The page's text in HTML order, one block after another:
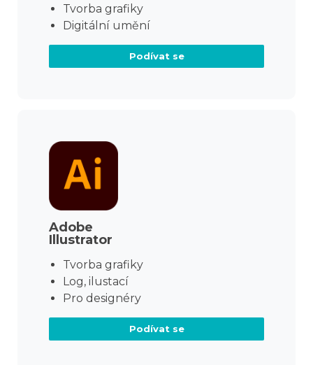
Tvorba grafiky
Digitální umění
Podívat se
Adobe
Illustrator
Tvorba grafiky
Log, ilustací
Pro designéry
Podívat se